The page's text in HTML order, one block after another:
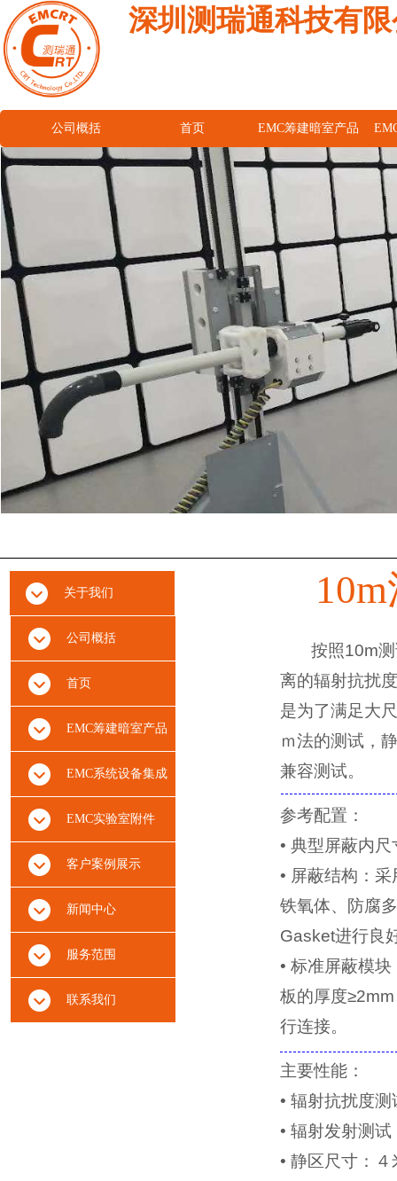
深圳测瑞通科技有
公司概括 首页 EMC筹建暗室产品
10m
关于我们
公司概括
首页
EMC筹建暗室产品
EMC系统设备集成
EMC实验室附件
客户案例展示
新闻中心
服务范围
联系我们
按照10m测
离的辐射抗扰
是为了满足大
ｍ法的测试，
兼容测试。
参考配置：
• 典型屏蔽内
• 屏蔽结构：
铁氧体、防腐
Gasket进行良
• 标准屏蔽模
板的厚度
行连接。
主要性能：
• 辐射抗扰度
• 辐射发射测
• 静区尺寸：